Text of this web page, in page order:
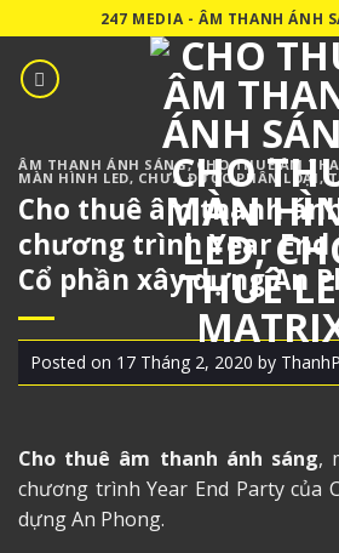
to
content
247 MEDIA - ÂM THANH ÁNH
ÂM THANH ÁNH SÁNG,CHO THUÊ ÂM
MÀN HÌNH LED, CHƯA ĐƯỢC PHÂN LOẠI,
Cho thuê âm thanh
chương trình Year End
Cổ phần xây dựng An
Posted on 17 Tháng 2, 2020 by
Cho thuê âm thanh ánh sáng,
chương trình Year End Party của
dựng An Phong.